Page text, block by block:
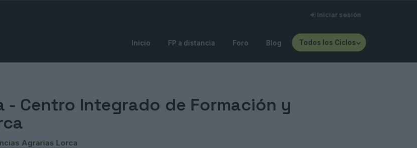
Iniciar sesión
Inicio FP a distancia Foro Blog Todos los Ciclos
- Centro Integrado de Formación y
Agrarias Lorca